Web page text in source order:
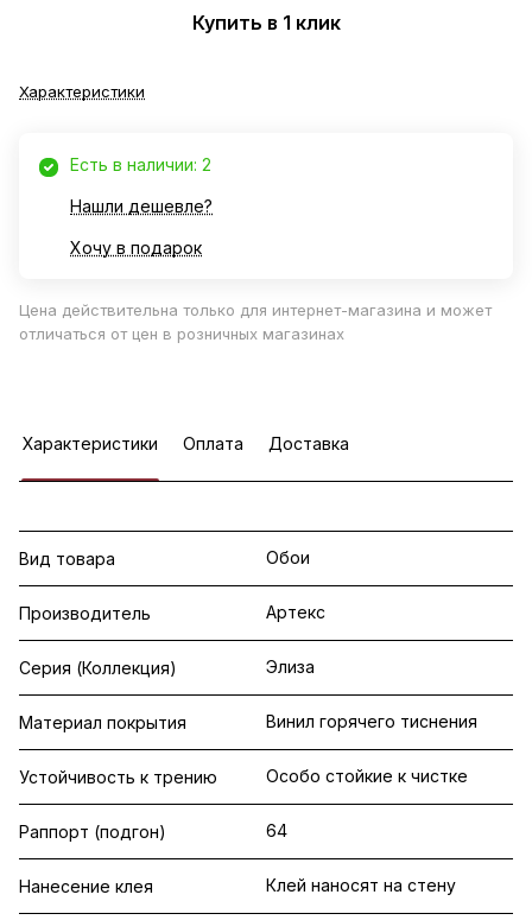
Купить в 1 клик
Характеристики
Есть в наличии: 2
Нашли дешевле?
Хочу в подарок
Цена действительна только для интернет-магазина и может
отличаться от цен в розничных магазинах
Характеристики Оплата Доставка
Вид товара Обои
Производитель Артекс
Серия (Коллекция) Элиза
Материал покрытия Винил горячего тиснения
Устойчивость к трению Особо стойкие к чистке
Раппорт (подгон) 64
Нанесение клея Клей наносят на стену